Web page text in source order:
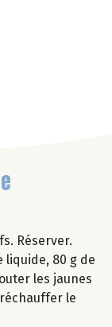
Réserver.
liquide, 80 g de
les jaunes
le